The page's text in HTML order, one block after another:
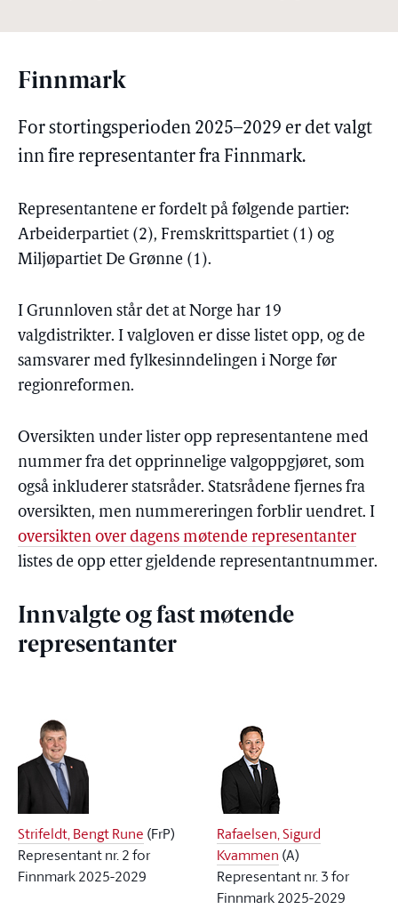
Finnmark
For stortingsperioden 2025–2029 er det valgt
inn fire representanter fra Finnmark.
Representantene er fordelt på følgende partier:
Arbeiderpartiet (2), Fremskrittspartiet (1) og
Miljøpartiet De Grønne (1).
I Grunnloven står det at Norge har 19
valgdistrikter. I valgloven er disse listet opp, og de
samsvarer med fylkesinndelingen i Norge før
regionreformen.
Oversikten under lister opp representantene med
nummer fra det opprinnelige valgoppgjøret, som
også inkluderer statsråder. Statsrådene fjernes fra
oversikten, men nummereringen forblir uendret. I
oversikten over dagens møtende representanter
listes de opp etter gjeldende representantnummer.
Innvalgte og fast møtende
representanter
Strifeldt, Bengt Rune (FrP)
Representant nr. 2 for
Finnmark 2025-2029
Rafaelsen, Sigurd
Kvammen (A)
Representant nr. 3 for
Finnmark 2025-2029